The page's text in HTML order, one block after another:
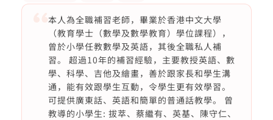
本人為全職補習老師，畢業於香港中文大學
（教育學士（數學及數學教育）學位課程），
曾於小學任教數學及英語，其後全職私人補
習。 超過10年的補習經驗，主要教授英語、數
學、科學、吉他及繪畫，善於跟家長和學生溝
通，能有效跟學生互動，令學生更有效學習。
可提供廣東話、英語和簡單的普通話教學。 曾
教導的小學生: 拔萃、蔡繼有、英基、陳守仁、